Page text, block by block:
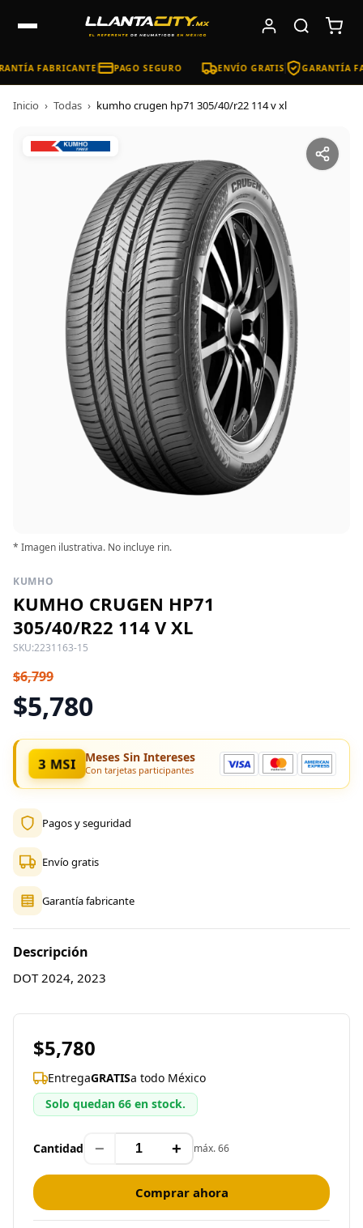
FABRICANTE PAGO SEGURO ENVÍO GRATIS GARANTÍA
Inicio › Todas › kumho crugen hp71 305/40/r22 114 v xl
* Imagen ilustrativa. No incluye rin.
KUMHO
KUMHO CRUGEN HP71
305/40/R22 114 V XL
SKU:2231163-15
$6,799
$5,780
3 MSI Meses Sin Intereses
Con tarjetas participantes
Pagos y seguridad
Envío gratis
Garantía fabricante
Descripción
DOT 2024, 2023
$5,780
EntregaGRATISa todo México
Solo quedan 66 en stock.
Cantidad − + máx. 66
Comprar ahora